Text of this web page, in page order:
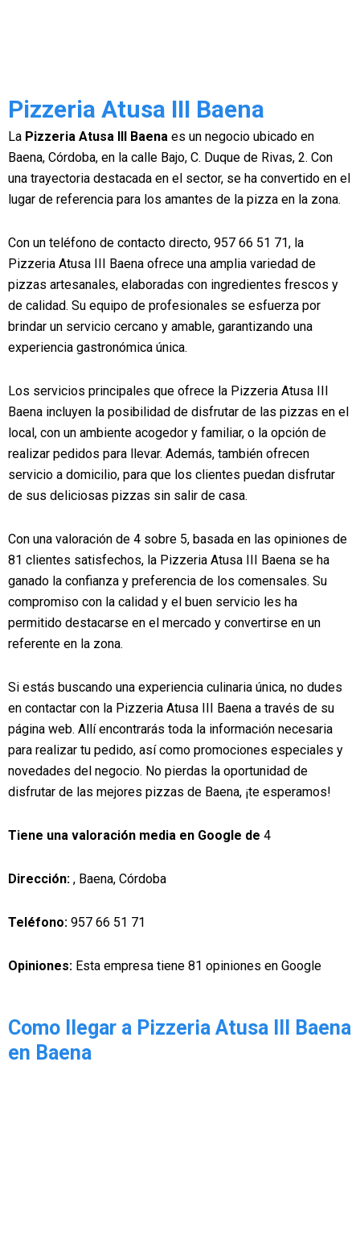
Pizzeria Atusa III Baena
La Pizzeria Atusa III Baena es un negocio ubicado en
Baena, Córdoba, en la calle Bajo, C. Duque de Rivas, 2. Con
una trayectoria destacada en el sector, se ha convertido en el
lugar de referencia para los amantes de la pizza en la zona.
Con un teléfono de contacto directo, 957 66 51 71, la
Pizzeria Atusa III Baena ofrece una amplia variedad de
pizzas artesanales, elaboradas con ingredientes frescos y
de calidad. Su equipo de profesionales se esfuerza por
brindar un servicio cercano y amable, garantizando una
experiencia gastronómica única.
Los servicios principales que ofrece la Pizzeria Atusa III
Baena incluyen la posibilidad de disfrutar de las pizzas en el
local, con un ambiente acogedor y familiar, o la opción de
realizar pedidos para llevar. Además, también ofrecen
servicio a domicilio, para que los clientes puedan disfrutar
de sus deliciosas pizzas sin salir de casa.
Con una valoración de 4 sobre 5, basada en las opiniones de
81 clientes satisfechos, la Pizzeria Atusa III Baena se ha
ganado la confianza y preferencia de los comensales. Su
compromiso con la calidad y el buen servicio les ha
permitido destacarse en el mercado y convertirse en un
referente en la zona.
Si estás buscando una experiencia culinaria única, no dudes
en contactar con la Pizzeria Atusa III Baena a través de su
página web. Allí encontrarás toda la información necesaria
para realizar tu pedido, así como promociones especiales y
novedades del negocio. No pierdas la oportunidad de
disfrutar de las mejores pizzas de Baena, ¡te esperamos!
Tiene una valoración media en Google de 4
Dirección: , Baena, Córdoba
Teléfono: 957 66 51 71
Opiniones: Esta empresa tiene 81 opiniones en Google
Como llegar a Pizzeria Atusa III Baena
en Baena